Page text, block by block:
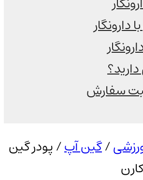
دارونگار
سفارش
/گین آپ/ پودر گین